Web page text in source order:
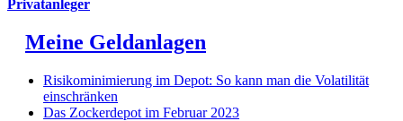
Privatanleger
Meine Geldanlagen
Risikominimierung im Depot: So kann man die Volatilität
einschränken
Das Zockerdepot im Februar 2023